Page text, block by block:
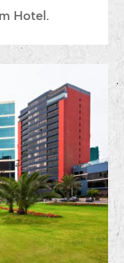
Hotel.